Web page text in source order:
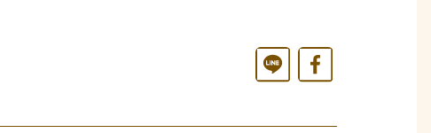
Line